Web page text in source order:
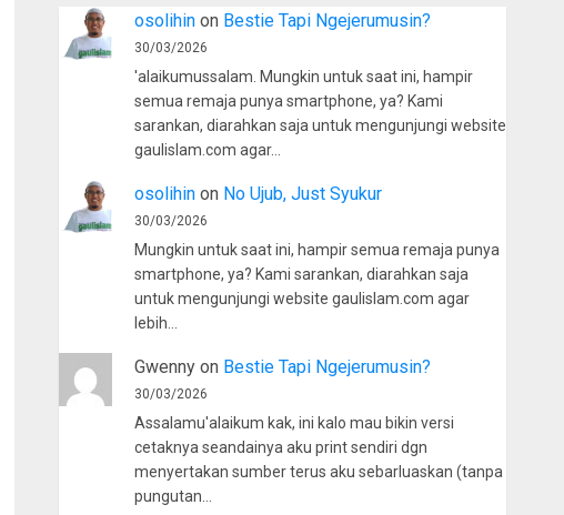
osolihinon Bestie Tapi Ngejerumusin?
30/03/2026
'alaikumussalam. Mungkin untuk saat ini, hampir
semua remaja punya smartphone, ya? Kami
sarankan, diarahkan saja untuk mengunjungi website
gaulislam.com agar…
osolihinon No Ujub, Just Syukur
30/03/2026
Mungkin untuk saat ini, hampir semua remaja punya
smartphone, ya? Kami sarankan, diarahkan saja
untuk mengunjungi website gaulislam.com agar
lebih…
Gwennyon Bestie Tapi Ngejerumusin?
30/03/2026
Assalamu'alaikum kak, ini kalo mau bikin versi
cetaknya seandainya aku print sendiri dgn
menyertakan sumber terus aku sebarluaskan (tanpa
pungutan…